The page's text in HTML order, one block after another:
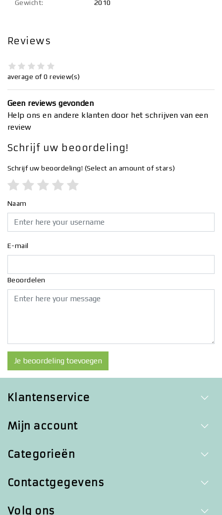
Gewicht: 2010
Reviews
average of 0 review(s)
Geen reviews gevonden
Help ons en andere klanten door het schrijven van een
review
Schrijf uw beoordeling!
Schrijf uw beoordeling! (Select an amount of stars)
Naam
E-mail
Beoordelen
Je beoordeling toevoegen
Klantenservice
Mijn account
Categorieën
Contactgegevens
Volg ons